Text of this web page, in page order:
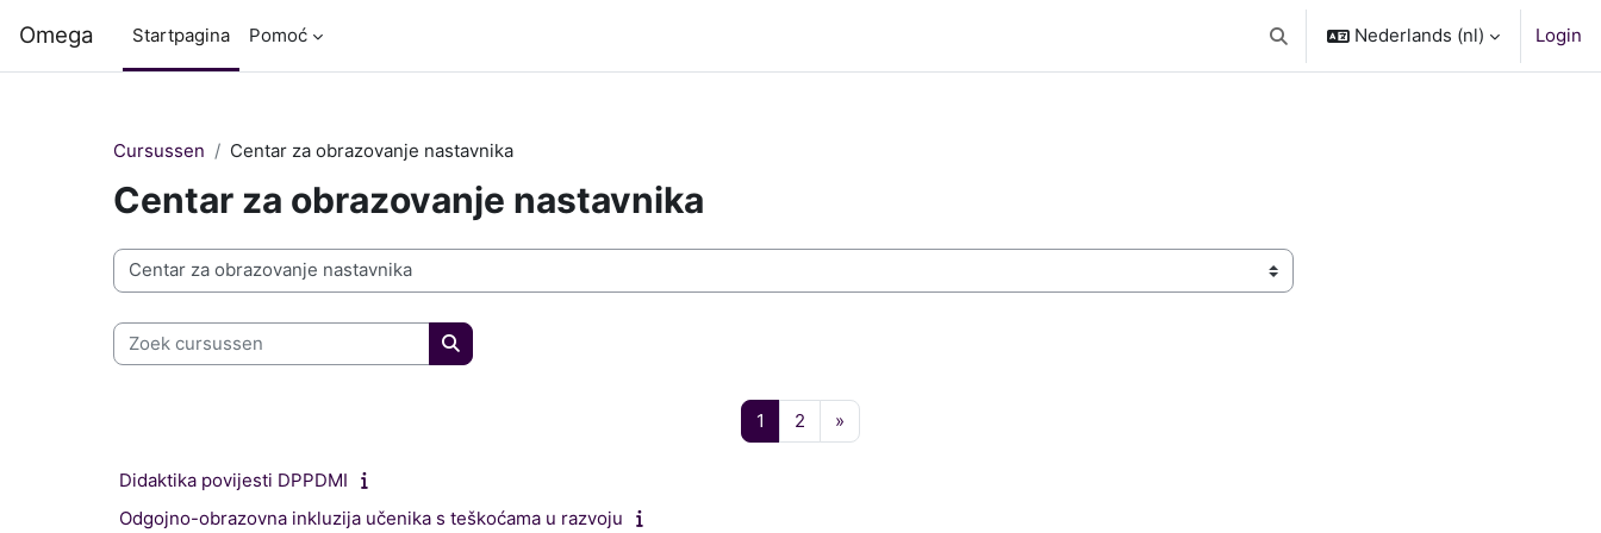
Omega Startpagina Pomoć Schakel zoek invoer
Nederlands ‎(nl)‎ Login
Cursussen Centar za obrazovanje nastavnika
Centar za obrazovanje nastavnika
Cursuscategorieën
Zoek cursussen
Zoek cursussen
1 Pagina 1
2 Pagina 2
»
Didaktika povijesti DPPDMI
Odgojno-obrazovna inkluzija učenika s teškoćama u razvoju